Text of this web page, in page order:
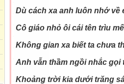
Dù cách xa anh luôn nhớ về
Cô giáo nhỏ ôi cái tên trìu
Không gian xa biết ta chưa
Anh vẫn thầm ngồi nhắc gọi
Khoảng trời kia dưới trăng